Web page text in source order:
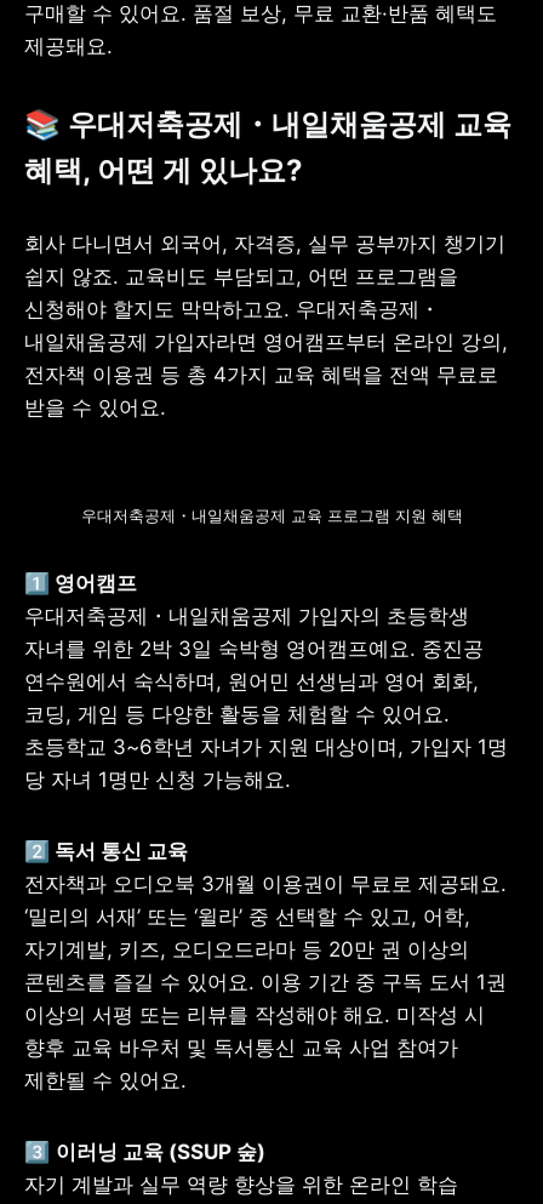
구매할 수 있어요. 품절 보상, 무료 교환·반품 혜택도
제공돼요.
📚 우대저축공제・내일채움공제 교육
혜택, 어떤 게 있나요?
회사 다니면서 외국어, 자격증, 실무 공부까지 챙기기
쉽지 않죠. 교육비도 부담되고, 어떤 프로그램을
신청해야 할지도 막막하고요. 우대저축공제・
내일채움공제 가입자라면 영어캠프부터 온라인 강의,
전자책 이용권 등 총 4가지 교육 혜택을 전액 무료로
받을 수 있어요.
우대저축공제・내일채움공제 교육 프로그램 지원 혜택
우대저축공제・내일채움공제 가입자의 초등학생
자녀를 위한 2박 3일 숙박형 영어캠프예요. 중진공
연수원에서 숙식하며, 원어민 선생님과 영어 회화,
코딩, 게임 등 다양한 활동을 체험할 수 있어요.
초등학교 3~6학년 자녀가 지원 대상이며, 가입자 1명
당 자녀 1명만 신청 가능해요.
전자책과 오디오북 3개월 이용권이 무료로 제공돼요.
‘밀리의 서재’ 또는 ‘윌라’ 중 선택할 수 있고, 어학,
자기계발, 키즈, 오디오드라마 등 20만 권 이상의
콘텐츠를 즐길 수 있어요. 이용 기간 중 구독 도서 1권
이상의 서평 또는 리뷰를 작성해야 해요. 미작성 시
향후 교육 바우처 및 독서통신 교육 사업 참여가
제한될 수 있어요.
3️⃣
자기 계발과 실무 역량 향상을 위한 온라인 학습